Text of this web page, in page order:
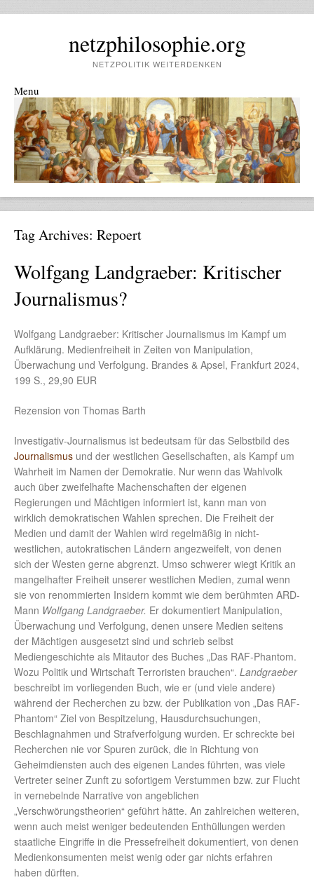
netzphilosophie.org
NETZPOLITIK WEITERDENKEN
Menu
Skip to content
Tag Archives: Repoert
Wolfgang Landgraeber: Kritischer
Journalismus?
Wolfgang Landgraeber: Kritischer Journalismus im Kampf um
Aufklärung. Medienfreiheit in Zeiten von Manipulation,
Überwachung und Verfolgung. Brandes & Apsel, Frankfurt 2024,
199 S., 29,90 EUR
Rezension von Thomas Barth
Investigativ-Journalismus ist bedeutsam für das Selbstbild des
Journalismus und der westlichen Gesellschaften, als Kampf um
Wahrheit im Namen der Demokratie. Nur wenn das Wahlvolk
auch über zweifelhafte Machenschaften der eigenen
Regierungen und Mächtigen informiert ist, kann man von
wirklich demokratischen Wahlen sprechen. Die Freiheit der
Medien und damit der Wahlen wird regelmäßig in nicht-
westlichen, autokratischen Ländern angezweifelt, von denen
sich der Westen gerne abgrenzt. Umso schwerer wiegt Kritik an
mangelhafter Freiheit unserer westlichen Medien, zumal wenn
sie von renommierten Insidern kommt wie dem berühmten ARD-
Mann Wolfgang Landgraeber. Er dokumentiert Manipulation,
Überwachung und Verfolgung, denen unsere Medien seitens
der Mächtigen ausgesetzt sind und schrieb selbst
Mediengeschichte als Mitautor des Buches „Das RAF-Phantom.
Wozu Politik und Wirtschaft Terroristen brauchen“. Landgraeber
beschreibt im vorliegenden Buch, wie er (und viele andere)
während der Recherchen zu bzw. der Publikation von „Das RAF-
Phantom“ Ziel von Bespitzelung, Hausdurchsuchungen,
Beschlagnahmen und Strafverfolgung wurden. Er schreckte bei
Recherchen nie vor Spuren zurück, die in Richtung von
Geheimdiensten auch des eigenen Landes führten, was viele
Vertreter seiner Zunft zu sofortigem Verstummen bzw. zur Flucht
in vernebelnde Narrative von angeblichen
„Verschwörungstheorien“ geführt hätte. An zahlreichen weiteren,
wenn auch meist weniger bedeutenden Enthüllungen werden
staatliche Eingriffe in die Pressefreiheit dokumentiert, von denen
Medienkonsumenten meist wenig oder gar nichts erfahren
haben dürften.